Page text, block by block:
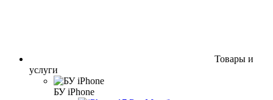
Товары и
услуги
БУ iPhone